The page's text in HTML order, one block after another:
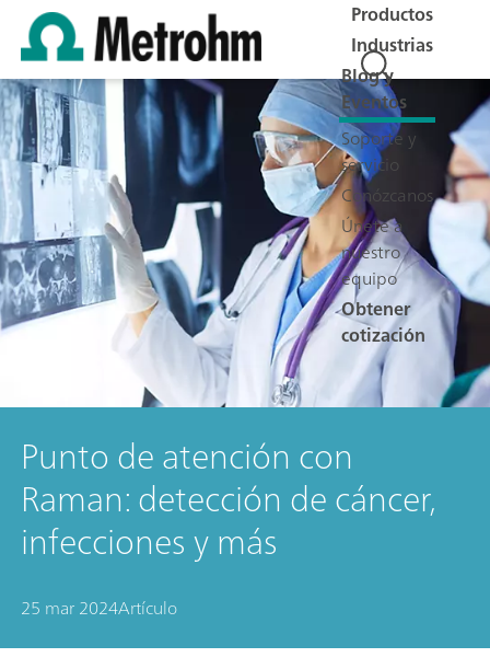
Productos
Industrias
Blog y
Eventos
Soporte y
servicio
Conózcanos
Únete a
nuestro
equipo
Obtener
cotización
Punto de atención con
Raman: detección de cáncer,
infecciones y más
25 mar 2024Artículo